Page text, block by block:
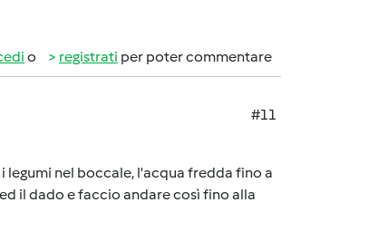
o registrati per poter commentare
#11
legumi nel boccale, l'acqua fredda fino a
il dado e faccio andare così fino alla